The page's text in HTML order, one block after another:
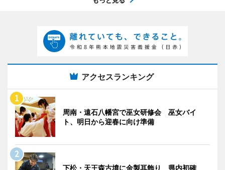
アクセスランキング
周南・遠石八幡宮で巫女研修会 巫女バイ
ト、明日から迎春に向け準備
下松・天王森古墳に金製耳飾り 県内初確